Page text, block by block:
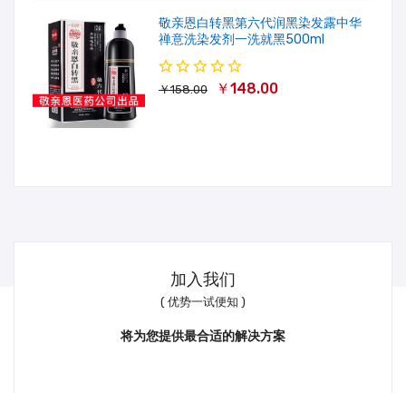
敬亲恩白转黑第六代润黑染发露中华
禅意洗染发剂一洗就黑500ml
￥158.00 ￥148.00
加入我们
( 优势一试便知 )
将为您提供最合适的解决方案